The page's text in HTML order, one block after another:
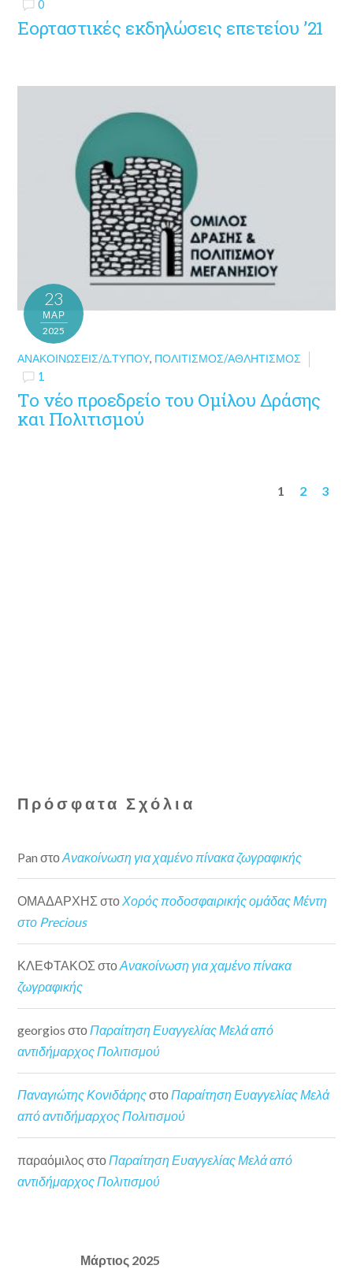
0
Εορταστικές εκδηλώσεις επετείου ’21
23
ΜΑΡ
2025
ΑΝΑΚΟΙΝΏΣΕΙΣ/Δ.ΤΎΠΟΥ, ΠΟΛΙΤΙΣΜΌΣ/ΑΘΛΗΤΙΣΜΌΣ
1
Το νέο προεδρείο του Ομίλου Δράσης
και Πολιτισμού
1 2 3
Πρόσφατα Σχόλια
Pan στοΑνακοίνωση για χαμένο πίνακα ζωγραφικής
ΟΜΑΔΑΡΧΗΣ στοΧορός ποδοσφαιρικής ομάδας Μέντη
στο Precious
ΚΛΕΦΤΑΚΟΣ στοΑνακοίνωση για χαμένο πίνακα
ζωγραφικής
georgios στοΠαραίτηση Ευαγγελίας Μελά από
αντιδήμαρχος Πολιτισμού
Παναγιώτης ΚονιδάρηςστοΠαραίτηση Ευαγγελίας Μελά
από αντιδήμαρχος Πολιτισμού
παραόμιλος στο Παραίτηση Ευαγγελίας Μελά από
αντιδήμαρχος Πολιτισμού
Μάρτιος 2025